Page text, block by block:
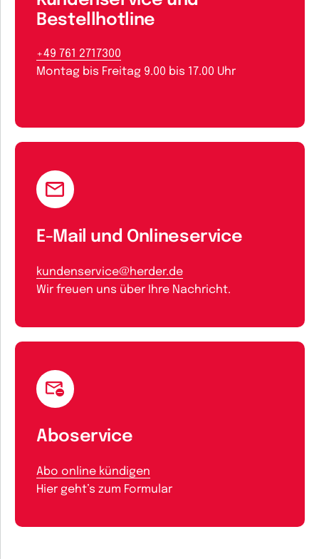
Bestellhotline
+49 761 2717300
Montag bis Freitag 9.00 bis 17.00 Uhr
E-Mail und Onlineservice
kundenservice@herder.de
Wir freuen uns über Ihre Nachricht.
Aboservice
Abo online kündigen
Hier geht’s zum Formular